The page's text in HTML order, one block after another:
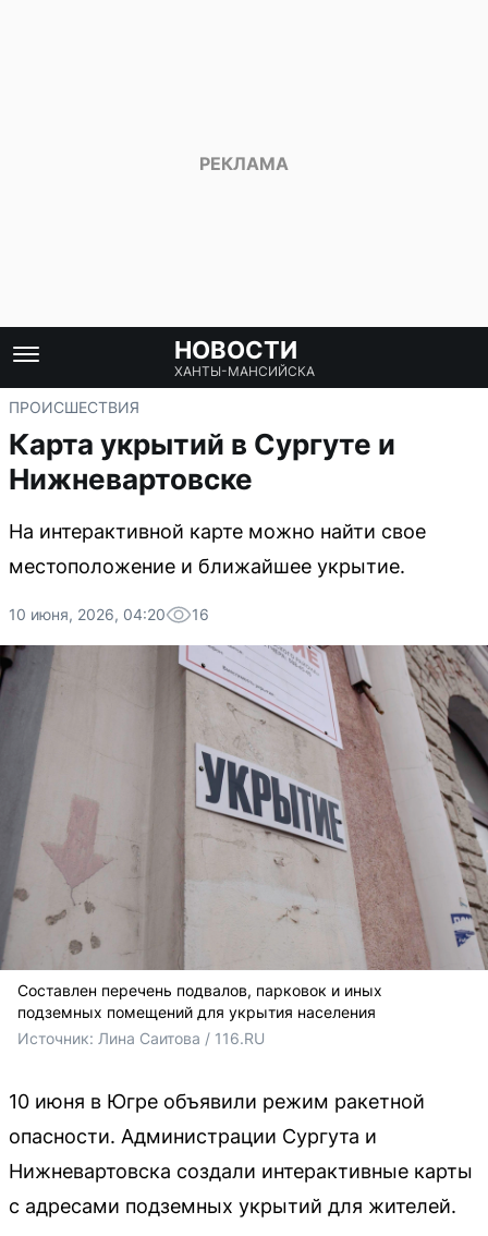
НОВОСТИ
ХАНТЫ-МАНСИЙСКА
ПРОИСШЕСТВИЯ
Карта укрытий в Сургуте и
Нижневартовске
На интерактивной карте можно найти свое
местоположение и ближайшее укрытие.
10 июня, 2026, 04:20 16
Составлен перечень подвалов, парковок и иных
подземных помещений для укрытия населения
Источник: Лина Саитова / 116.RU
10 июня в Югре объявили режим ракетной
опасности. Администрации Сургута и
Нижневартовска создали интерактивные карты
с адресами подземных укрытий для жителей.